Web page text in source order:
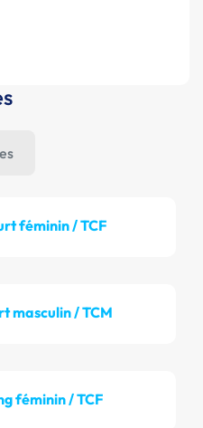
féminin / TCF
masculin / TCM
féminin / TCF